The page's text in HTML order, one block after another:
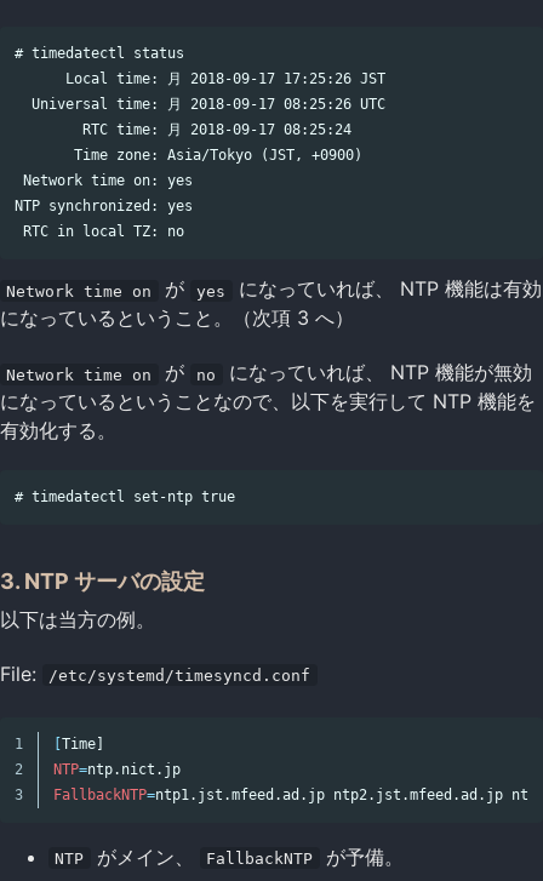
# timedatectl status
      Local time: 月 2018-09-17 17:25:26 JST
  Universal time: 月 2018-09-17 08:25:26 UTC
        RTC time: 月 2018-09-17 08:25:24
       Time zone: Asia/Tokyo (JST, +0900)
Network time on: yes
NTP synchronized: yes
Network time on が yes
になっていれば、 NTP 機能は有効
になっているということ。（次項 3 へ）
Network time on が no
になっていれば、 NTP 機能が無効
になっているということなので、以下を実行して NTP 機能を
有効化する。
3. NTP サーバの設定
以下は当方の例。
File: /etc/systemd/timesyncd.conf
1
2
[
NTP=
FallbackNTP=
NTP がメイン、 FallbackNTP
が予備。